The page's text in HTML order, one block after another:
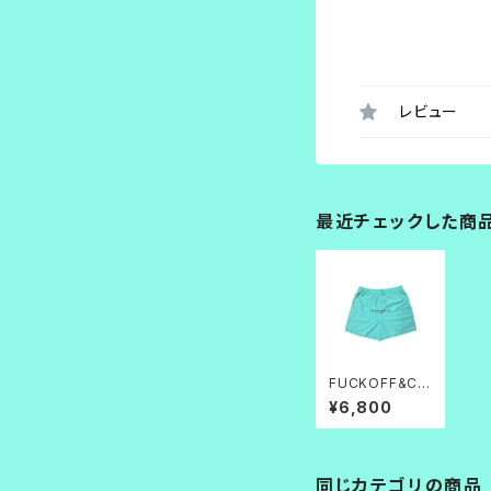
レビュー
最近チェックした商
FUCKOFF&C
O.刺繍BAGGY
SHORTS
¥6,800
同じカテゴリの商品